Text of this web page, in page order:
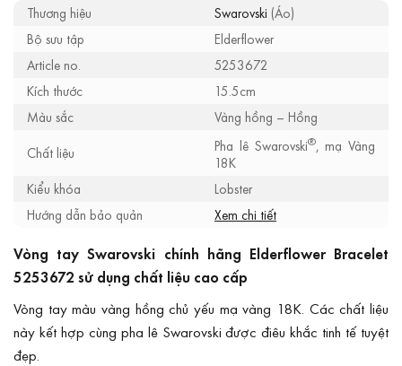
Thương hiệu Swarovski (Áo)
Bộ sưu tập
Elderflower
Article no.
5253672
Kích thước
15.5cm
Màu sắc
Vàng hồng – Hồng
Chất liệu
Pha lê Swarovski®, mạ Vàng
18K
Kiểu khóa
Lobster
Hướng dẫn bảo quản
Xem chi tiết
Vòng tay Swarovski chính hãng Elderflower Bracelet
5253672 sử dụng chất liệu cao cấp
Vòng tay màu vàng hồng chủ yếu mạ vàng 18K. Các chất liệu
này kết hợp cùng pha lê Swarovski được điêu khắc tinh tế tuyệt
đẹp.